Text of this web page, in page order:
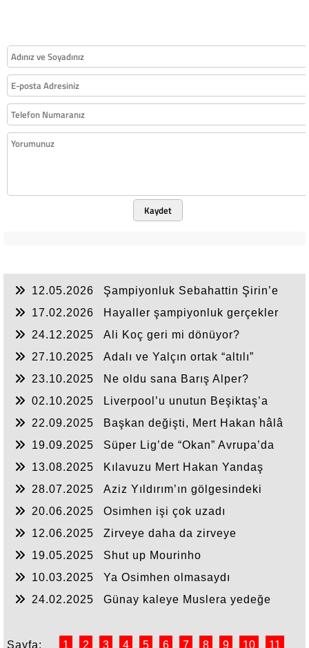
Kaydet
12.05.2026
Şampiyonluk Sebahattin Şirin’e
17.02.2026
Hayaller şampiyonluk gerçekler
24.12.2025
Ali Koç geri mi dönüyor?
27.10.2025
Adalı ve Yalçın ortak “altılı”
23.10.2025
Ne oldu sana Barış Alper?
02.10.2025
Liverpool’u unutun Beşiktaş’a
22.09.2025
Başkan değişti, Mert Hakan hâlâ
19.09.2025
Süper Lig’de “Okan” Avrupa’da
13.08.2025
Kılavuzu Mert Hakan Yandaş
28.07.2025
Aziz Yıldırım’ın gölgesindeki
20.06.2025
Osimhen işi çok uzadı
12.06.2025
Zirveye daha da zirveye
19.05.2025
Shut up Mourinho
10.03.2025
Ya Osimhen olmasaydı
24.02.2025
Günay kaleye Muslera yedeğe
Sayfa: 1 2 3 4 5 6 7 8 9 10 11